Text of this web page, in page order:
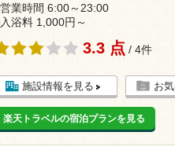
業時間 6:00～23:00
浴料 1,000円～
3.3 点 / 4件
施設情報を見る お
楽天トラベルの宿泊プランを見る